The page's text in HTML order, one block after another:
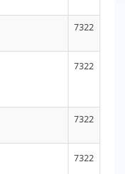
7322
7322
7322
7322